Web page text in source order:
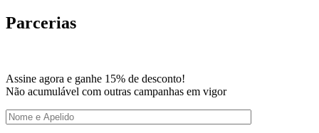
Parcerias
Assine agora e ganhe 15% de desconto!
Não acumulável com outras campanhas em vigor